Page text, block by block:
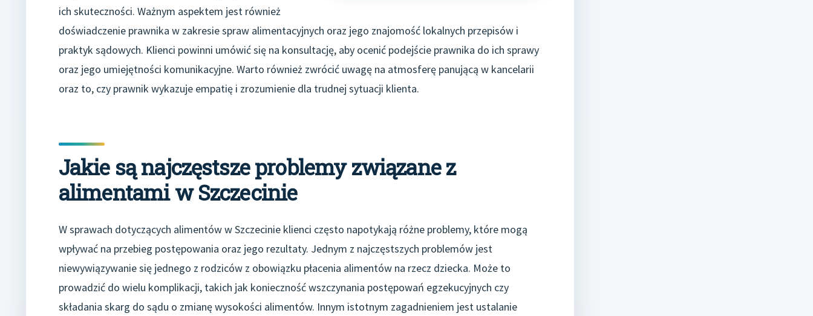
ich skuteczności. Ważnym aspektem jest również
doświadczenie prawnika w zakresie spraw alimentacyjnych oraz jego znajomość lokalnych przepisów i
praktyk sądowych. Klienci powinni umówić się na konsultację, aby ocenić podejście prawnika do ich sprawy
oraz jego umiejętności komunikacyjne. Warto również zwrócić uwagę na atmosferę panującą w kancelarii
oraz to, czy prawnik wykazuje empatię i zrozumienie dla trudnej sytuacji klienta.
Jakie są najczęstsze problemy związane z
alimentami w Szczecinie
W sprawach dotyczących alimentów w Szczecinie klienci często napotykają różne problemy, które mogą
wpływać na przebieg postępowania oraz jego rezultaty. Jednym z najczęstszych problemów jest
niewywiązywanie się jednego z rodziców z obowiązku płacenia alimentów na rzecz dziecka. Może to
prowadzić do wielu komplikacji, takich jak konieczność wszczynania postępowań egzekucyjnych czy
składania skarg do sądu o zmianę wysokości alimentów. Innym istotnym zagadnieniem jest ustalanie